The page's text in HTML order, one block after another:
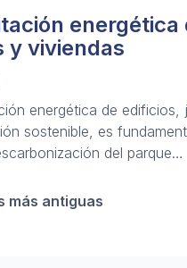
energética
y viviendas
energética de edificios,
sostenible, es
del parque
más antiguas